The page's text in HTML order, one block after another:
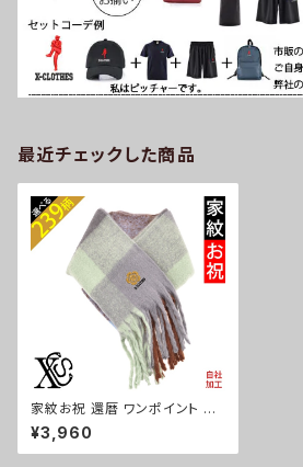
最近チェックした商品
家紋お祝 還暦 ワンポイント 刺
繍 ふんわり触り心地が良く ボリ
ュームフリンジ マフラー チェッ
ク柄 ストール レディース メンズ
¥3,960